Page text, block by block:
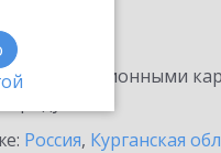
с информационными
Россия, Курганская